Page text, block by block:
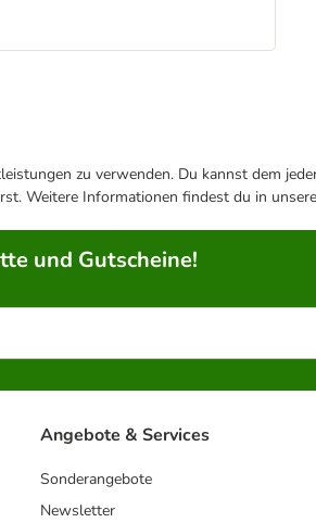
zu verwenden. Du kannst dem
Weitere Informationen findest du in
und Gutscheine!
Angebote & Services
Sonderangebote
Newsletter